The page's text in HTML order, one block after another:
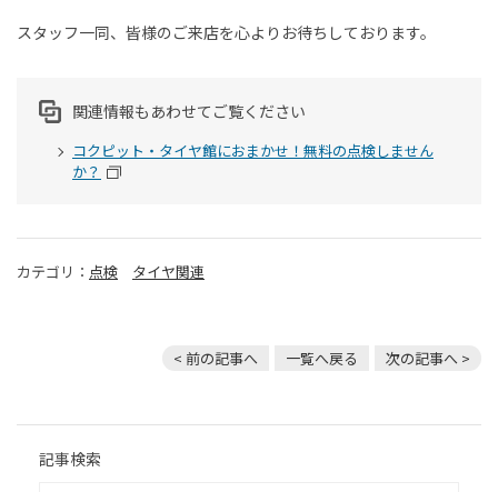
スタッフ一同、皆様のご来店を心よりお待ちしております。
関連情報もあわせてご覧ください
コクピット・タイヤ館におまかせ！無料の点検しません
か？
カテゴリ： 点検 タイヤ関連
< 前の記事へ 一覧へ戻る 次の記事へ >
記事検索